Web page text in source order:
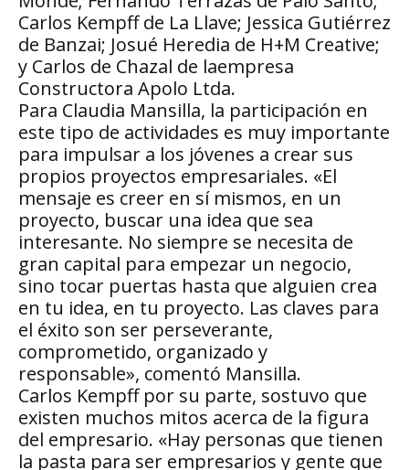
Carlos Kempff de La Llave; Jessica Gutiérrez
de Banzai; Josué Heredia de H+M Creative;
y Carlos de Chazal de laempresa
Constructora Apolo Ltda.
Para Claudia Mansilla, la participación en
este tipo de actividades es muy importante
para impulsar a los jóvenes a crear sus
propios proyectos empresariales. «El
mensaje es creer en sí mismos, en un
proyecto, buscar una idea que sea
interesante. No siempre se necesita de
gran capital para empezar un negocio,
sino tocar puertas hasta que alguien crea
en tu idea, en tu proyecto. Las claves para
el éxito son ser perseverante,
comprometido, organizado y
responsable», comentó Mansilla.
Carlos Kempff por su parte, sostuvo que
existen muchos mitos acerca de la figura
del empresario. «Hay personas que tienen
la pasta para ser empresarios y gente que